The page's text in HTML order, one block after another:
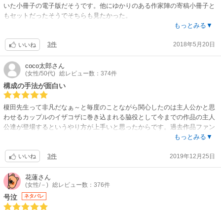
いた小冊子の電子版だそうです。他にゆかりのある作家陣の寄稿小冊子と
もセットだったそうでそちらも見たかった。
「〜休めない」で沖縄行ってますよね！その同時期？に三作品それぞれの
とはいえ私は交渉人と夏の塩シリーズしか読んでおらず…後に読んだ場合
ネタバレしないように夏の塩の2人が出ているところだけ拾って読みまし
た。
交渉人の面々は出ていないかな？なにせ飛ばし読みしているので^^;
お目当の夏の塩〜。
魚住くんと久留米のその後…ああもうすごく良かった！
短いなりに2人の歩んできた年月が垣間見え、そしてこの先も……。とて
も満足できる内容でした。いつまでも幸せでいてほしいです(^^)
もっとみる▼
いいね 3件 2018年5月20日
coco太郎さん
(女性/50代) 総レビュー数：374件
構成の手法が面白い
榎田先生って非凡だなぁ～と毎度のことながら関心したのは主人公かと思
わせるカップルのイザコザに巻き込まれる脇役として今までの作品の主人
公達が登場するというやり方が上手いと思ったからです。過去作品ファン
の私としましては2度3度と美味しい思いをいたしました。特に「夏の～」
たいです。魚住と久留米がどうゆう軌跡をたどったのかが分かりますよ。
マリちゃんも幸せそうな様子をサラッと伺わせる辺りがクドくなくて余韻
が残ります。ペットラバーズの犬編の二人は安定のlove度でした。
もっとみる▼
いいね 3件 2019年12月25日
花蓮さん
(女性/－) 総レビュー数：376件
号泣 ネタバレ